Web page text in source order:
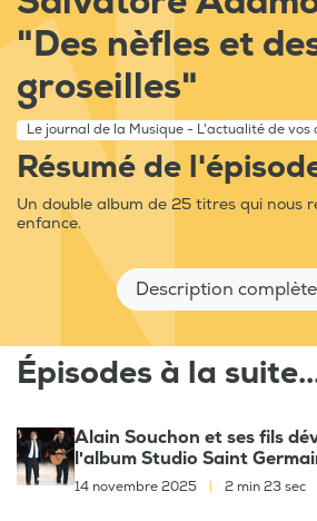
"Des nèfles et
groseilles"
Le journal de la Musique - L'actualité de
Résumé de
Un double album de 25 titres qui nous
enfance.
Description complète
Épisodes à la
Alain Souchon et ses fils
l'album Studio Saint
14 novembre 2025 2 min 23 sec